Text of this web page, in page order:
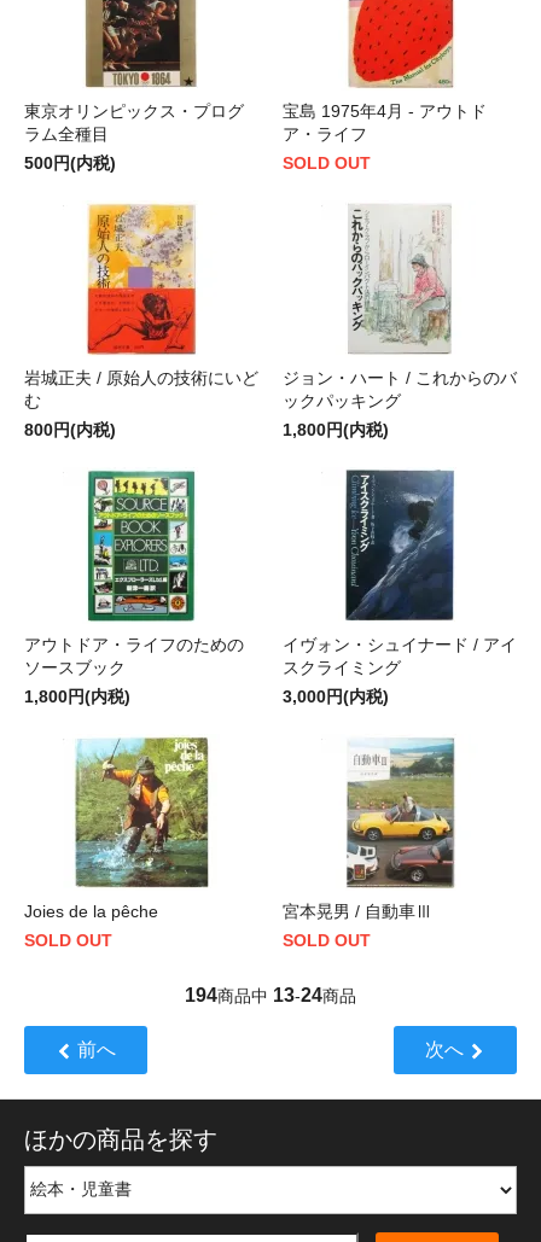
東京オリンピックス・プログ
ラム全種目
500円(内税)
宝島 1975年4月 - アウトド
ア・ライフ
SOLD OUT
岩城正夫 / 原始人の技術にいど
む
800円(内税)
ジョン・ハート / これからのバ
ックパッキング
1,800円(内税)
アウトドア・ライフのための
ソースブック
1,800円(内税)
イヴォン・シュイナード / アイ
スクライミング
3,000円(内税)
Joies de la pêche
SOLD OUT
宮本晃男 / 自動車Ⅲ
SOLD OUT
194商品中 13-24商品
前へ 次へ
ほかの商品を探す